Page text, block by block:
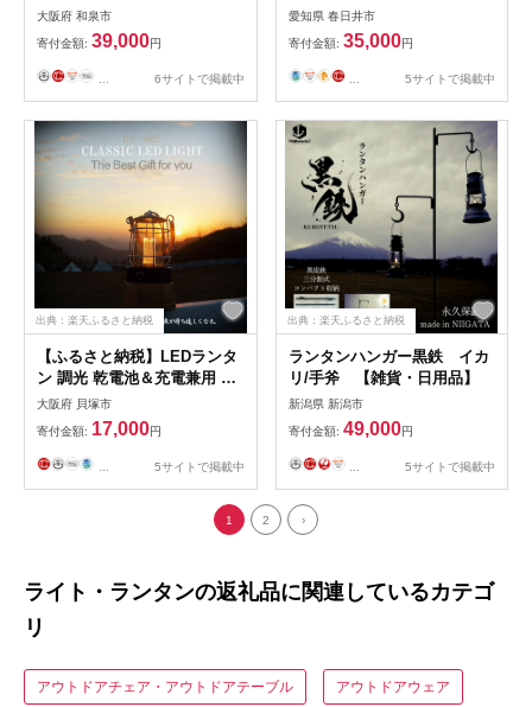
ルランタン(シルバー)
【1477902】
大阪府 和泉市
寄付金額: 39,000円
6サイトで掲載中
ヤ)とランタンバックセット
キャンプ アウトドア キャ
ンプ用品 ランプ ライト
おしゃれ かっこいい
い 本格 持ち運びやすい
オリジナルカラー
愛知県 春日井市
寄付金額: 35,000円
5サイトで掲載中
出典：楽天ふるさと納税
【ふるさと納税】LEDランタ
ン 調光 乾電池＆充電兼用 最
長80H点灯 電球色 明るさ調節
無段階調整 充電式ランタン
DS-N8E | キャンプ 防災 アウ
トドア 調光 充電式 モバイル
ディング グランピング 電球
色 乾電池 人気 おすすめ 送料
大阪府 貝塚市
寄付金額: 17,000円
5サイトで掲載中
出典：楽天ふるさと納税
ランタンハンガー黒鉄 イカ
リ/手斧 【雑貨・日用品】
新潟県 新潟市
寄付金額: 49,000円
5サイトで掲載中
1 2 ›
ライト・ランタンの返礼品に関連しているカテゴ
リ
アウトドアチェア・アウトドアテーブル アウトドアウェア